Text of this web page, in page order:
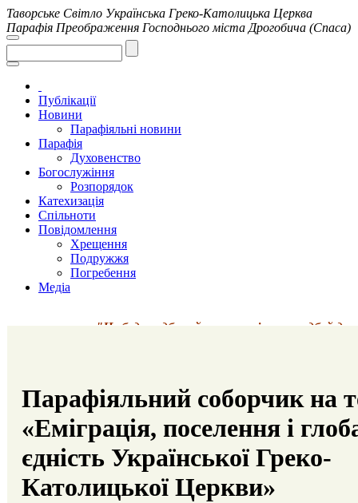
Таворське Світло Українська Греко-Католицька Церква
Парафія Преображення Господнього міста Дрогобича (Спаса)
Публікації
Новини
Парафіяльні новини
Парафія
Духовенство
Богослужіння
Розпорядок
Катехизація
Спільноти
Повідомлення
Хрещення
Подружжя
Погребення
Медіа
"Не будь недбалий у молитві; не занедбуй
Парафіяльний соборчик на
«Еміграція, поселення і
єдність Української Греко-
Католицької Церкви»